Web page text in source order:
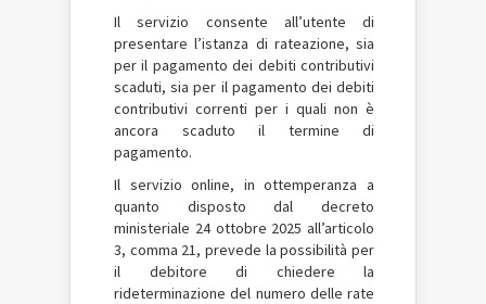
Il servizio consente all’utente di
presentare l’istanza di rateazione, sia
per il pagamento dei debiti contributivi
scaduti, sia per il pagamento dei debiti
contributivi correnti per i quali non è
ancora scaduto il termine di
pagamento.
Il servizio online, in ottemperanza a
quanto disposto dal decreto
ministeriale 24 ottobre 2025 all’articolo
3, comma 21, prevede la possibilità per
il debitore di chiedere la
rideterminazione del numero delle rate